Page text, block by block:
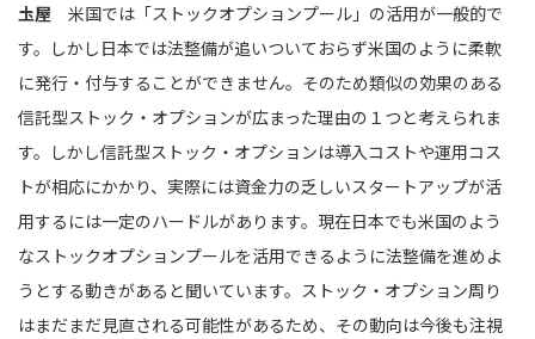
圡屋 米国では「ストックオプションプール」の活用が一般的で
す。しかし日本では法整備が追いついておらず米国のように柔軟
に発行・付与することができません。そのため類似の効果のある
信託型ストック・オプションが広まった理由の１つと考えられま
す。しかし信託型ストック・オプションは導入コストや運用コス
トが相応にかかり、実際には資金力の乏しいスタートアップが活
用するには一定のハードルがあります。現在日本でも米国のよう
なストックオプションプールを活用できるように法整備を進めよ
うとする動きがあると聞いています。ストック・オプション周り
はまだまだ見直される可能性があるため、その動向は今後も注視